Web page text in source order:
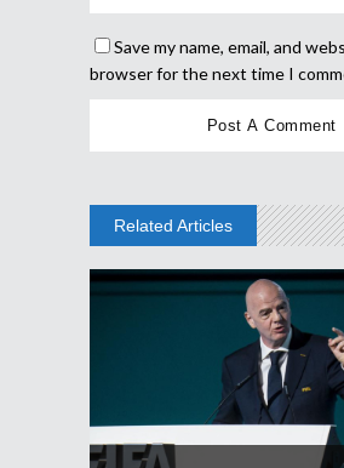
Save my name, email, and
browser for the next time I
Related Articles